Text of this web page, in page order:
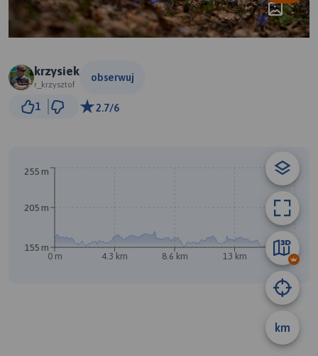
krzysiek
r_krzysztof
obserwuj
1 2.7/6
B
A
km
0 m 4.3 km 8.6 km 13 km 17 km
155 m
205 m
255 m